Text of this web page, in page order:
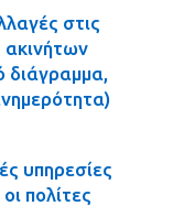
στις
ακινήτων
διάγραμμα,
υπηρεσίες
πολίτες